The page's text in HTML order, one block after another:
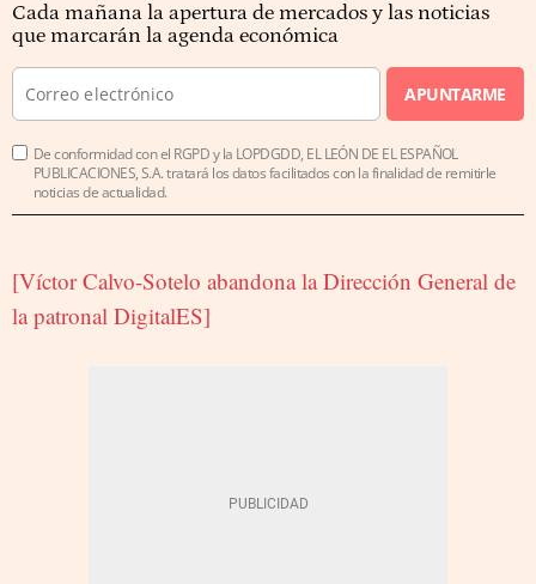
Cada mañana la apertura de mercados y las noticias
que marcarán la agenda económica
APUNTARME
De conformidad con el RGPD y la LOPDGDD, EL LEÓN DE EL ESPAÑOL
PUBLICACIONES, S.A. tratará los datos facilitados con la finalidad de remitirle
noticias de actualidad.
[Víctor Calvo-Sotelo abandona la Dirección General de
la patronal DigitalES]